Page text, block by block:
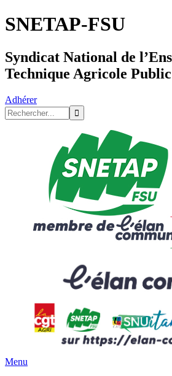
SNETAP-FSU
Syndicat National de
Technique Agricole Public
Adhérer
Menu